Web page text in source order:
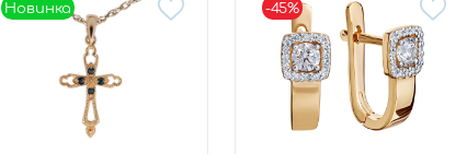
Новинка
Новинка -45%